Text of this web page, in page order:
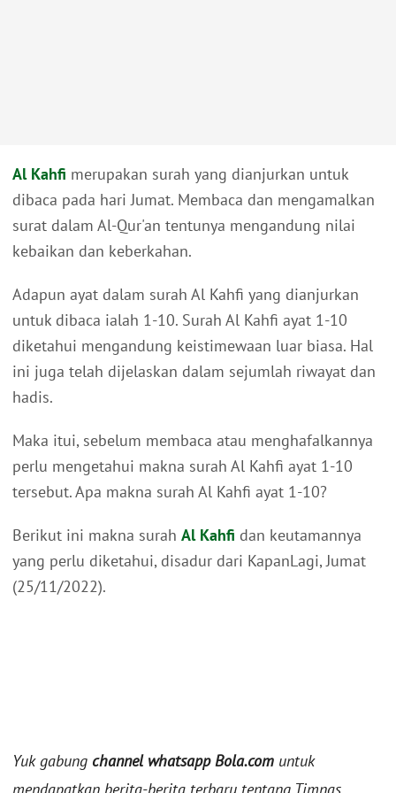
Al Kahfi merupakan surah yang dianjurkan untuk
dibaca pada hari Jumat. Membaca dan mengamalkan
surat dalam Al-Qur'an tentunya mengandung nilai
kebaikan dan keberkahan.
Adapun ayat dalam surah Al Kahfi yang dianjurkan
untuk dibaca ialah 1-10. Surah Al Kahfi ayat 1-10
diketahui mengandung keistimewaan luar biasa. Hal
ini juga telah dijelaskan dalam sejumlah riwayat dan
hadis.
Maka itui, sebelum membaca atau menghafalkannya
perlu mengetahui makna surah Al Kahfi ayat 1-10
tersebut. Apa makna surah Al Kahfi ayat 1-10?
Berikut ini makna surah Al Kahfi dan keutamannya
yang perlu diketahui, disadur dari KapanLagi, Jumat
(25/11/2022).
Yuk gabung channel whatsapp Bola.com untuk